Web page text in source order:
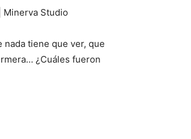
Studio
tiene que ver, que
¿Cuáles fueron